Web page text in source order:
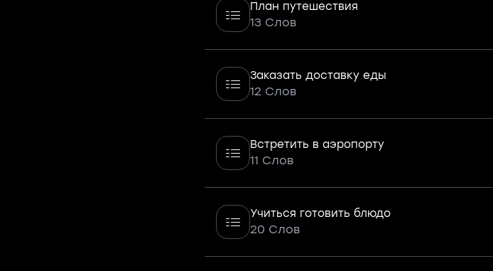
План путешествия
13 Слов
Заказать доставку еды
12 Слов
Встретить в аэропорту
11 Слов
Учиться готовить блюдо
20 Слов